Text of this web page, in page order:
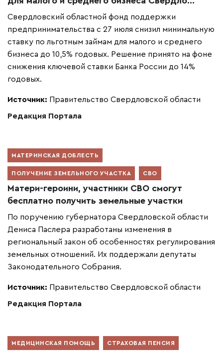
Свердловский областной фонд поддержки
предпринимательства с 27 июля снизил минимальную
ставку по льготным займам для малого и среднего
бизнеса до 10,5% годовых. Решение принято на фоне
снижения ключевой ставки Банка России до 14%
годовых.
Источник: Правительство Свердловской области
Редакция Портала
МАТЕРИНСКАЯ ДОБЛЕСТЬ
ПОЛУЧЕНИЕ ЗЕМЕЛЬНОГО УЧАСТКА СВО
Матери-героини, участники СВО смогут
бесплатно получить земельные участки
По поручению губернатора Свердловской области
Дениса Паслера разработаны изменения в
региональный закон об особенностях регулирования
земельных отношений. Их поддержали депутаты
Законодательного Собрания.
Источник: Правительство Свердловской области
Редакция Портала
МЕДИЦИНСКАЯ ПОМОЩЬ СТРАХОВАЯ ПЕНСИЯ